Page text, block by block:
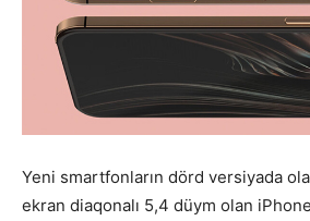
Yeni smartfonların dörd versiyada
ekran diaqonalı 5,4 düym olan